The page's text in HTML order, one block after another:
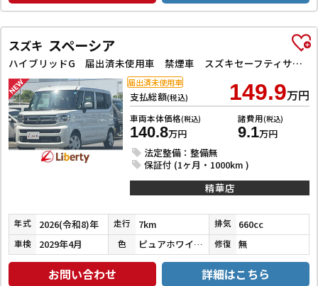
スズキ スペーシア
ハイブリッドG 届出済未使用車 禁煙車 スズキセーフティサポート LEDヘッドライト スマートキー プッシュスタート アイドリングストップ 両側スライドドア ステアリングスイッチ 電動格納ミラー オートエアコン
支払総額(税込) 149.9万円
車両本体価格(税込)
140.8万円
諸費用(税込)
9.1万円
法定整備：整備無
保証付 (1ヶ月・1000km )
届出済未使用車
精華店
年式 2026(令和8)年 走行 7km 排気 660cc
車検 2029年4月 色 ピュアホワイトパール 修復 無
お問い合わせ 詳細はこちら